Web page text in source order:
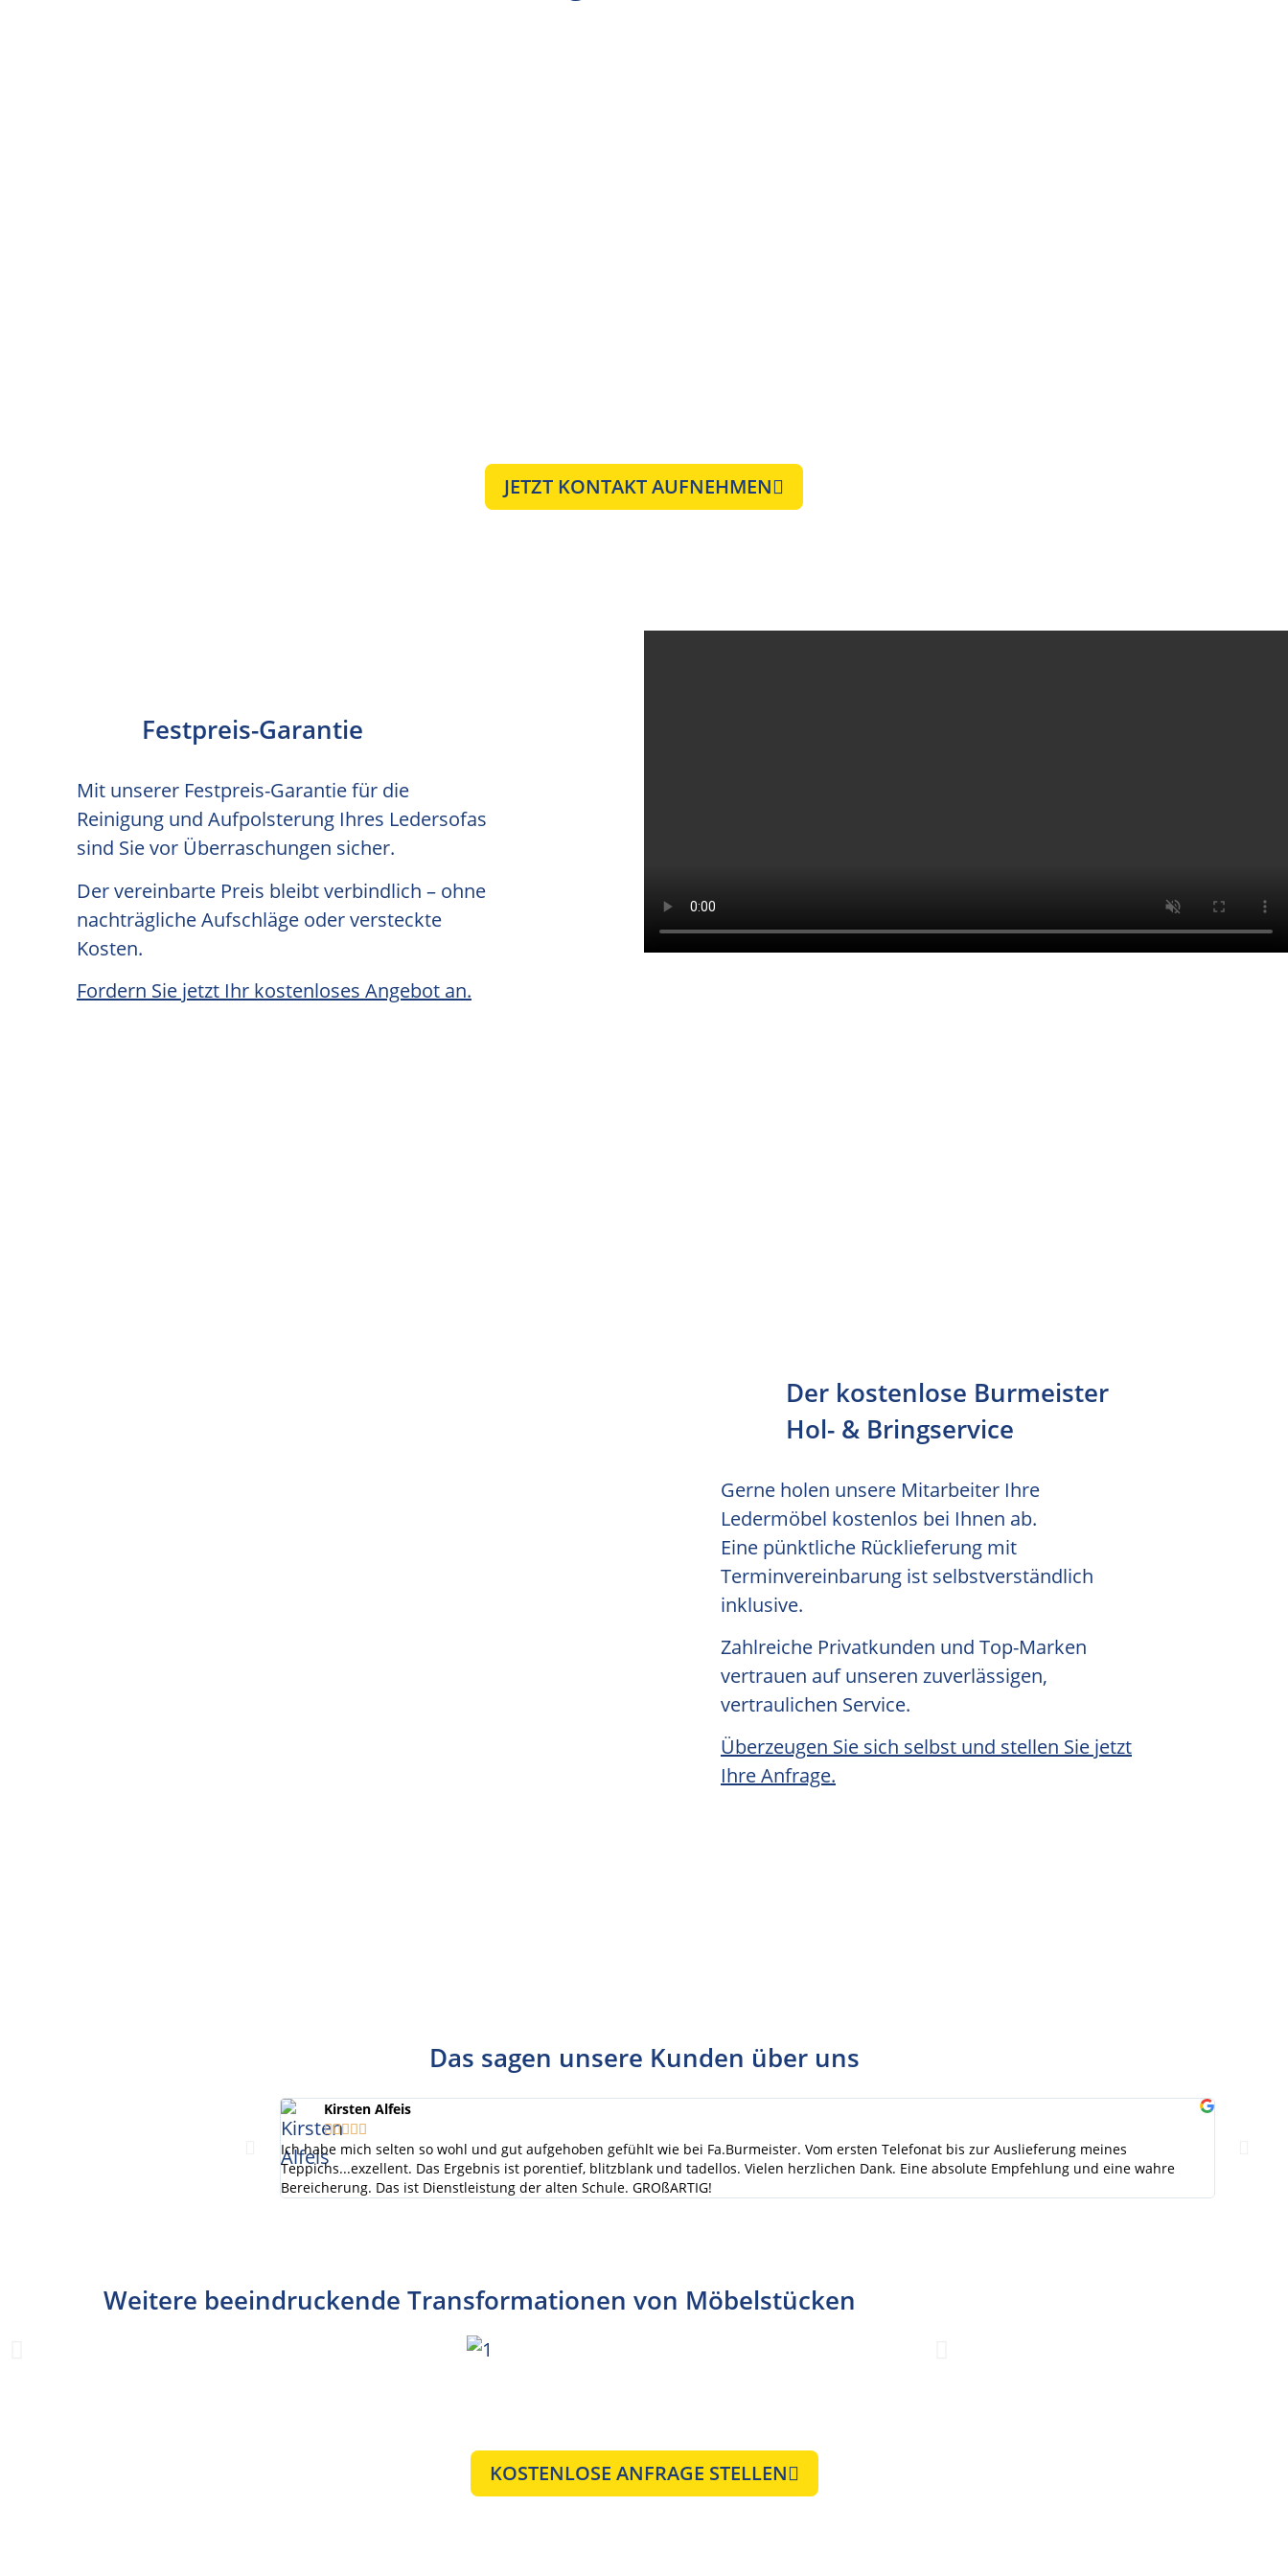
JETZT KONTAKT AUFNEHMEN
Festpreis-Garantie
Mit unserer Festpreis-Garantie für die
Reinigung und Aufpolsterung Ihres Ledersofas
sind Sie vor Überraschungen sicher.
Der vereinbarte Preis bleibt verbindlich – ohne
nachträgliche Aufschläge oder versteckte
Kosten.
Fordern Sie jetzt Ihr kostenloses Angebot an.
Der kostenlose Burmeister
Hol- & Bringservice
Gerne holen unsere Mitarbeiter Ihre
Ledermöbel kostenlos bei Ihnen ab.
Eine pünktliche Rücklieferung mit
Terminvereinbarung ist selbstverständlich
inklusive.
Zahlreiche Privatkunden und Top-Marken
vertrauen auf unseren zuverlässigen,
vertraulichen Service.
Überzeugen Sie sich selbst und stellen Sie jetzt
Ihre Anfrage.
Das sagen unsere Kunden über uns
Kirsten Alfeis
  
Ich habe mich selten so wohl und gut aufgehoben gefühlt wie bei Fa.Burmeister. Vom ersten Telefonat bis zur Auslieferung meines
Teppichs...exzellent. Das Ergebnis ist porentief, blitzblank und tadellos. Vielen herzlichen Dank. Eine absolute Empfehlung und eine wahre
Bereicherung. Das ist Dienstleistung der alten Schule. GROßARTIG!
Weitere beeindruckende Transformationen von Möbelstücken
KOSTENLOSE ANFRAGE STELLEN